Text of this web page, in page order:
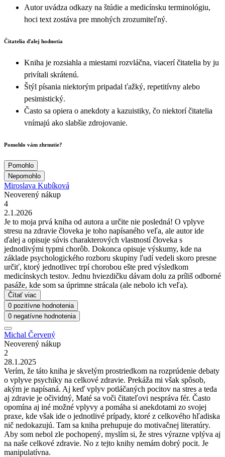
Autor uvádza odkazy na štúdie a medicínsku terminológiu,
hoci text zostáva pre mnohých zrozumiteľný.
Čitatelia ďalej hodnotia
Kniha je rozsiahla a miestami rozvláčna, viacerí čitatelia by ju
privítali skrátenú.
Štýl písania niektorým pripadal ťažký, repetitívny alebo
pesimistický.
Často sa opiera o anekdoty a kazuistiky, čo niektorí čitatelia
vnímajú ako slabšie zdrojovanie.
Pomohlo vám zhrnutie?
Pomohlo
Nepomohlo
Miroslava Kubíková
Neoverený nákup
4
2.1.2026
Je to moja prvá kniha od autora a určite nie posledná! O vplyve
stresu na zdravie človeka je toho napísaného veľa, ale autor ide
ďalej a opisuje súvis charakterových vlastností človeka s
jednotlivými typmi chorôb. Dokonca opisuje výskumy, kde na
základe psychologického rozboru skupiny ľudí vedeli skoro presne
určiť, ktorý jednotlivec trpí chorobou ešte pred výsledkom
medicínskych testov. Jednu hviezdičku dávam dolu za príliš odborné
pasáže, kde som sa úprimne strácala (ale nebolo ich veľa).
Čítať viac
0 pozitívne hodnotenia
0 negatívne hodnotenia
Michal Červený
Neoverený nákup
2
28.1.2025
Verím, že táto kniha je skvelým prostriedkom na rozprúdenie debaty
o vplyve psychiky na celkové zdravie. Prekáža mi však spôsob,
akým je napísaná. Aj keď vplyv potláčaných pocitov na stres a teda
aj zdravie je očividný, Maté sa voči čitateľovi nespráva fér. Často
opomína aj iné možné vplyvy a pomáha si anekdotami zo svojej
praxe, kde však ide o jednotlivé prípady, ktoré z celkového hľadiska
nič nedokazujú. Tam sa kniha prehupuje do motivačnej literatúry.
Aby som nebol zle pochopený, myslím si, že stres výrazne vplýva aj
na naše celkové zdravie. No z tejto knihy nemám dobrý pocit. Je
manipulatívna.